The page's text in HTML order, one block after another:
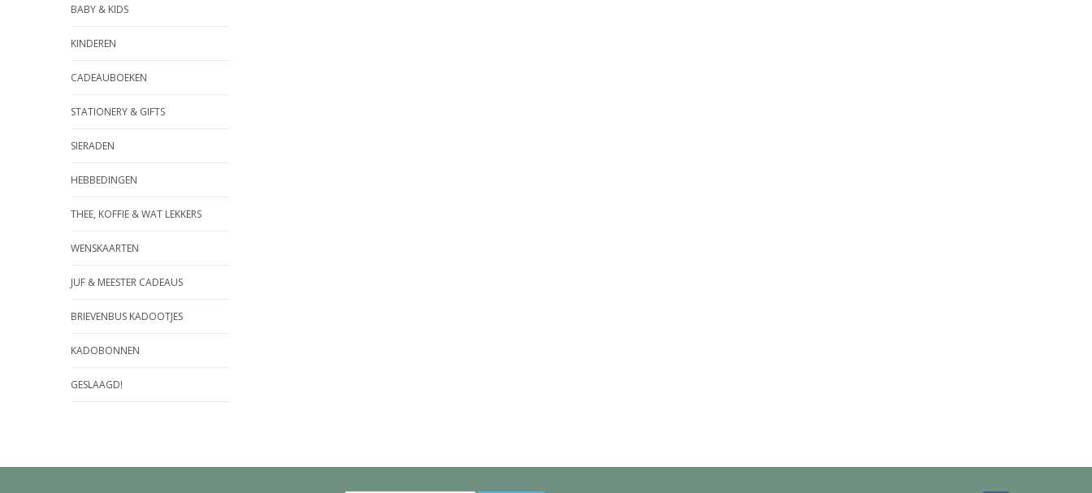
BABY & KIDS
KINDEREN
CADEAUBOEKEN
STATIONERY & GIFTS
SIERADEN
HEBBEDINGEN
THEE, KOFFIE & WAT LEKKERS
WENSKAARTEN
JUF & MEESTER CADEAUS
BRIEVENBUS KADOOTJES
KADOBONNEN
GESLAAGD!